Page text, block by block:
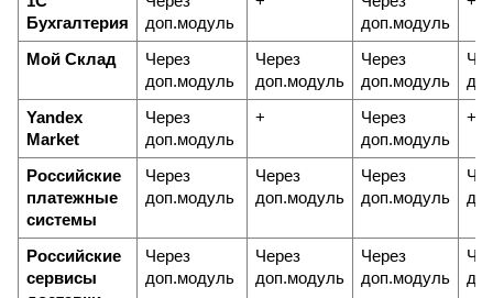
Бухгалтерия
доп.модуль
доп.модуль
Мой Склад
Через
доп.модуль
Через
доп.модуль
Через
доп.модуль
Yandex
Market
Через
доп.модуль
+
Через
доп.модуль
+
Российские
платежные
системы
Через
доп.модуль
Через
доп.модуль
Через
доп.модуль
Российские
сервисы
Через
доп.модуль
Через
доп.модуль
Через
доп.модуль